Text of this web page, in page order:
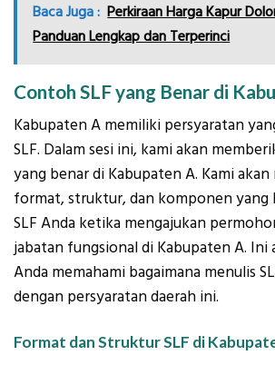
Baca Juga : Perkiraan Harga Kapur
Panduan Lengkap dan Terperinci
Contoh SLF yang Benar di
Kabupaten A memiliki persyaratan
SLF. Dalam sesi ini, kami akan
yang benar di Kabupaten A. Kami akan
format, struktur, dan komponen yang
SLF Anda ketika mengajukan
jabatan fungsional di Kabupaten A. Ini
Anda memahami bagaimana menulis
dengan persyaratan daerah ini.
Format dan Struktur SLF di